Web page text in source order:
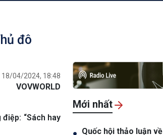
đô
04/2024, 18:48
VOVWORLD
“Sách hay
Mới nhất
Quốc hội thảo luận